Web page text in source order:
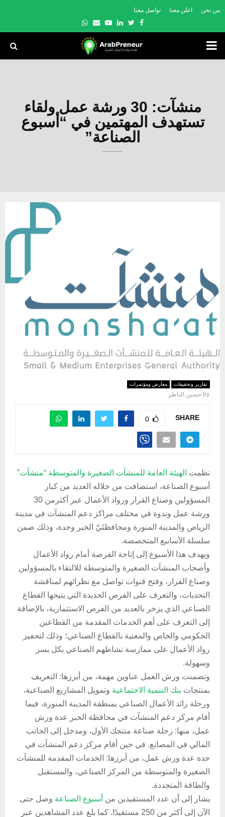
من نحن اعلن معنا تواصل معنا
Facebook
Twitter
Linkedin
Youtube
Email
Whatsapp
PRIMARY
منشآت: 30 ورشة عمل ولقاء
تستهدف المهتمين في “أسبوع
الصناعة”
تقارير وتحقيقات معارض ومؤتمرات
by حسين الناظر
SHARE
0
نظمت الهيئة العامة للمنشآت الصغيرة والمتوسطة “منشآت”
أسبوع الصناعة، استضافت من خلاله العديد من كبار
المسؤولين وصناع القرار ورواد الأعمال عبر أكثرمن 30
ورشة عمل وندوة في مختلف مراكز دعم المنشآت في مدينة
الرياض والمدينة المنورة ومحافظتَيْ الخبر وجدة، وذلك ضمن
سلسلة الأسابيع المتخصصة.
ويهدف هذا الأسبوع إلى إتاحة الفرصة أمام رواد الأعمال
وأصحاب المنشآت الصغيرة والمتوسطة للالتقاء بالمسؤولين
وصناع القرار، وفتح قنوات تواصل مع نظرائهم لمناقشة
التحديات، والتعرف على الفرص الجديدة التي يتيحها القطاع
الصناعي الذي يزخر بالعديد من الفرص الاستثمارية، بالإضافة
إلى التعرف على أهم الخدمات المقدمة من القطاعين
الحكومي والخاص والمعنية بالقطاع الصناعي؛ وذلك لتحفيز
رواد الأعمال على ممارسة نشاطهم الصناعي بكل يسر
وسهولة.
وتضمنت ورش العمل عناوين مهمة، من أبرزها: التعريف
بمنتجات بنك التنمية الاجتماعية وتمويل المشاريع الصناعية،
ورحلة رائد الأعمال الصناعي بمنطقة المدينة المنورة، فيما
أقام مركز دعم المنشآت في محافظة الخبر عدة ورش
عمل، منها: رحلة صناعة منتجك الأول، ومدخل إلى الجانب
المالي في المصانع. في حين أقام مركز دعم المنشآت في
جدة عدة ورش عمل، من أبرزها: الخدمات المقدمة للمنشآت
الصغيرة والمتوسطة من المركز الصناعي، والمستقبل
والطاقة المتجددة.
يشار إلى أن عدد المستفيدين من أسبوع الصناعة وصل حتى
الآن إلى أكثر من 250 مستفيدًا. كما بلغ عدد المشاهدين عبر